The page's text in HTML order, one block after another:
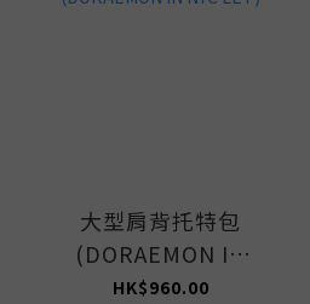
大型肩背托特包
(DORAEMON IN
NYC LET)
HK$960.00